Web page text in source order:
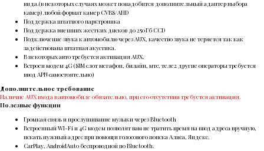
вида.(в некоторых случаях может понадобится дополнительный адаптер выбора
камер) любой формат камер CVBS/AHD
Поддержка штатного парктроника
Поддержка внешних жестких дисков до 250Гб ССD
Подключение звука к автомобилю через AUX, качество звука не теряется так как
задействована штатная акустика.
В некоторых авто требуется активация AUX.
Встроен модем 4G (SIM слот мегафон, билайн, мтс, теле2 другие операторы требуется
ввод APN самостоятельно)
Дополнительное требование
Наличие AUX входа в автомобиле обязательно, при его отсутствии требуется активация.
Полезные функции
Громкая связь и прослушивание музыки через Bluetooth
Встроенный WI-Fi и 4G модем позволят вам не тратить время на ввод адреса вручную,
искать нужный адрес при помощи голосового поиска Алиса, Яндекс.
CarPlay, AndroidAuto беcпроводной по Bluetooth.